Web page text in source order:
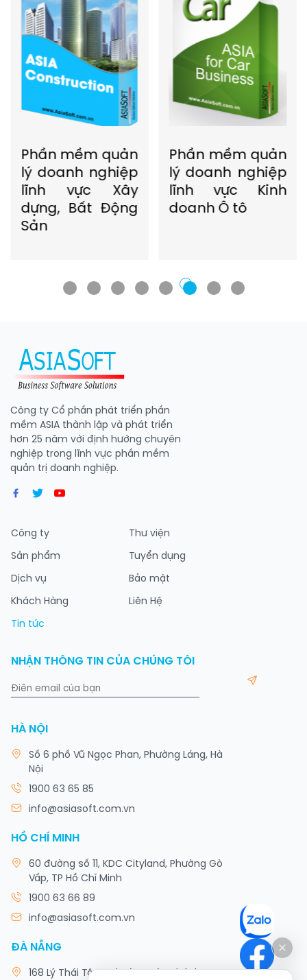
Phần mềm quản
lý doanh nghiệp
lĩnh vực Xây
dựng, Bất Động
Sản
Phần mềm quản
lý doanh nghiệp
lĩnh vực Kinh
doanh Ô tô
Công ty Cổ phần phát triển phần
mềm ASIA thành lập và phát triển
hơn 25 năm với định hướng chuyên
nghiệp trong lĩnh vực phần mềm
quản trị doanh nghiệp.
Công ty
Sản phẩm
Dịch vụ
Khách Hàng
Tin tức
Thư viện
Tuyển dụng
Bảo mật
Liên Hệ
NHẬN THÔNG TIN CỦA CHÚNG TÔI
HÀ NỘI
Số 6 phố Vũ Ngọc Phan, Phường Láng, Hà
Nội
1900 63 65 85
info@asiasoft.com.vn
HỒ CHÍ MINH
60 đường số 11, KDC Cityland, Phường Gò
Vấp, TP Hồ Chí Minh
1900 63 66 89
info@asiasoft.com.vn
ĐÀ NẴNG
168 Lý Thái Tông, Phường Hòa Khánh, TP